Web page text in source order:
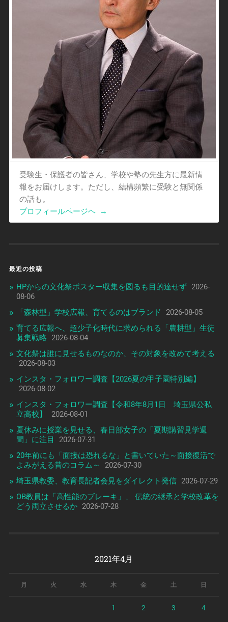
受験生・保護者の皆さん、学校や塾の先生方に最新情
報をお届けします。ただし、結構頻繁に受験と無関係
の話も。
プロフィールページヘ
→
最近の投稿
HPからの文化祭ポスター収集を図るも目的達せず 2026-
08-06
「森林型」学校広報、育てるのはブランド
2026-08-05
育てる広報へ、超少子化時代に求められる「農耕型」生徒
募集戦略
2026-08-04
文化祭は誰に見せるものなのか、その対象を改めて考える
2026-08-03
インスタ・フォロワー調査【2026夏の甲子園特別編】
2026-08-02
インスタ・フォロワー調査【令和8年8月1日 埼玉県公私
立高校】
2026-08-01
夏休みに授業を見せる、春日部女子の「夏期講習見学週
間」に注目
2026-07-31
20年前にも「面接は恐れるな」と書いていた～面接復活で
よみがえる昔のコラム～
2026-07-30
埼玉県教委、教育長記者会見をダイレクト発信 2026-07-29
OB教員は「高性能のブレーキ」、 伝統の継承と学校改革を
どう両立させるか 2026-07-28
2021年4月
月 火 水 木 金 土 日
1 2 3 4